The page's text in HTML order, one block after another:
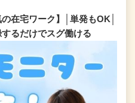
在宅ワーク】│単発もOK│
るだけでスグ働ける